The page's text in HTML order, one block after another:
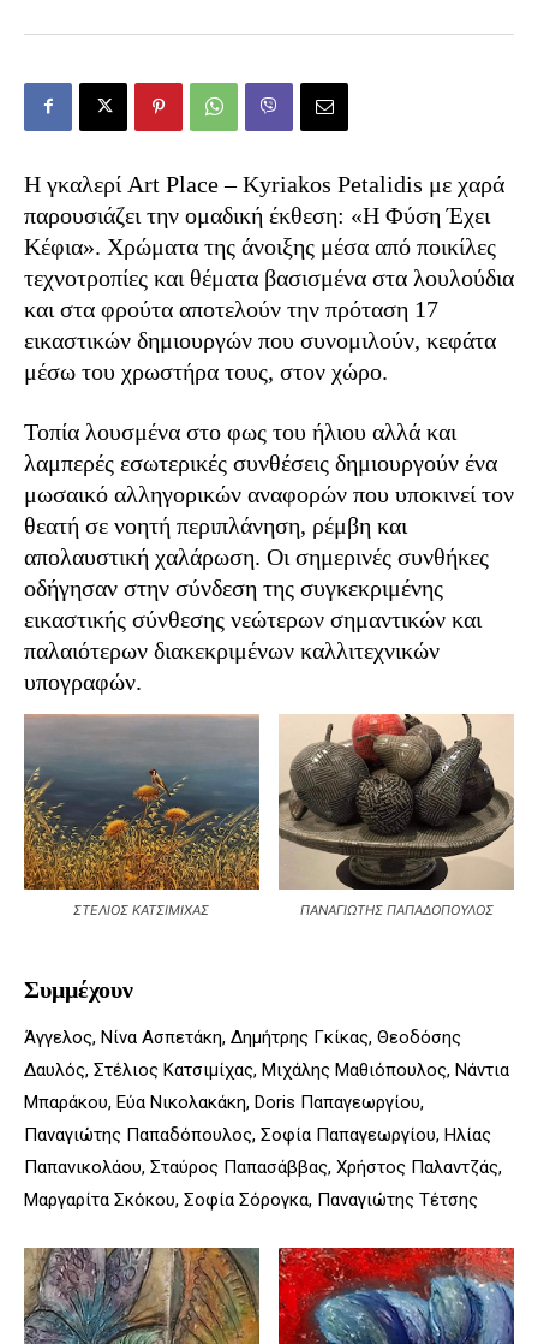
Η γκαλερί Art Place – Kyriakos Petalidis με χαρά
παρουσιάζει την ομαδική έκθεση: «Η Φύση Έχει
Κέφια». Χρώματα της άνοιξης μέσα από ποικίλες
τεχνοτροπίες και θέματα βασισμένα στα λουλούδια
και στα φρούτα αποτελούν την πρόταση 17
εικαστικών δημιουργών που συνομιλούν, κεφάτα
μέσω του χρωστήρα τους, στον χώρο.
Τοπία λουσμένα στο φως του ήλιου αλλά και
λαμπερές εσωτερικές συνθέσεις δημιουργούν ένα
μωσαικό αλληγορικών αναφορών που υποκινεί τον
θεατή σε νοητή περιπλάνηση, ρέμβη και
απολαυστική χαλάρωση. Οι σημερινές συνθήκες
οδήγησαν στην σύνδεση της συγκεκριμένης
εικαστικής σύνθεσης νεώτερων σημαντικών και
παλαιότερων διακεκριμένων καλλιτεχνικών
υπογραφών.
ΣΤΕΛΙΟΣ ΚΑΤΣΙΜΙΧΑΣ ΠΑΝΑΓΙΩΤΗΣ ΠΑΠΑΔΟΠΟΥΛΟΣ
Συμμέχουν
Άγγελος, Νίνα Ασπετάκη, Δημήτρης Γκίκας, Θεοδόσης
Δαυλός, Στέλιος Κατσιμίχας, Μιχάλης Μαθιόπουλος, Νάντια
Μπαράκου, Εύα Νικολακάκη, Doris Παπαγεωργίου,
Παναγιώτης Παπαδόπουλος, Σοφία Παπαγεωργίου, Ηλίας
Παπανικολάου, Σταύρος Παπασάββας, Χρήστος Παλαντζάς,
Μαργαρίτα Σκόκου, Σοφία Σόρογκα, Παναγιώτης Τέτσης